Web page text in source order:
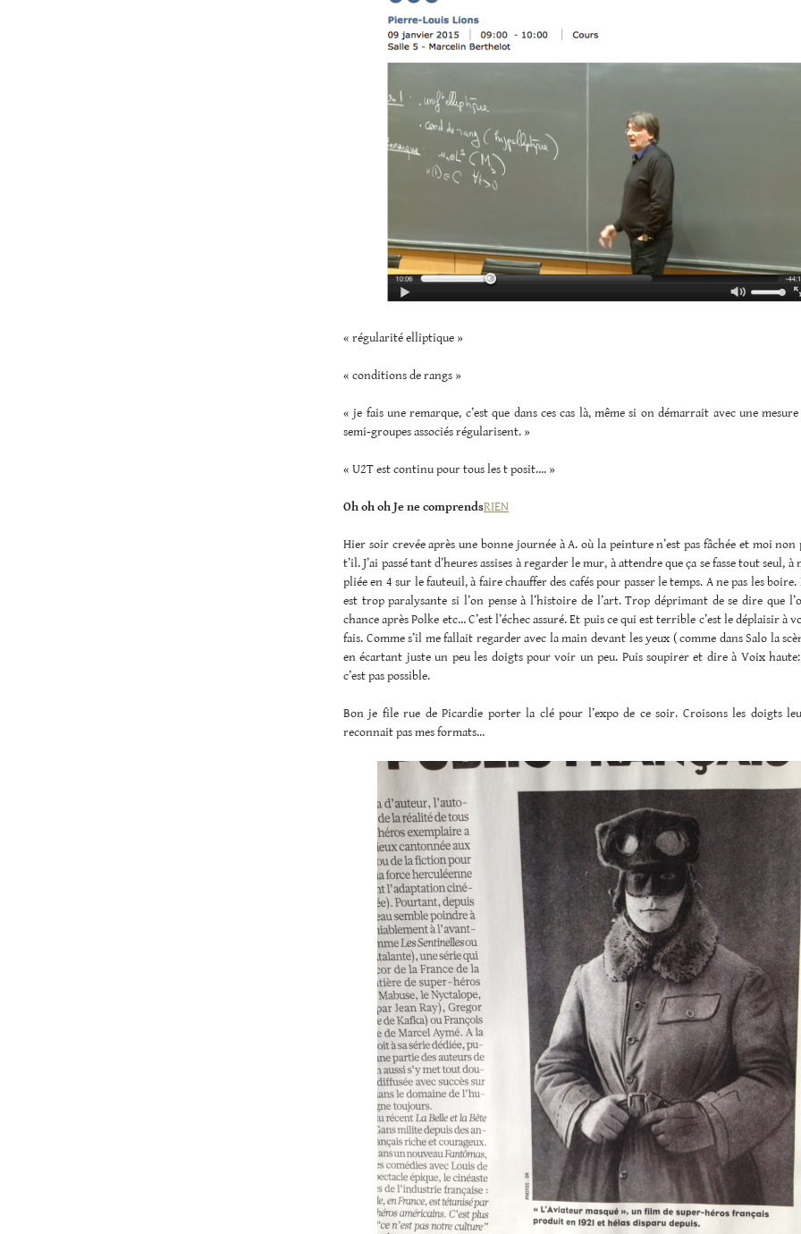
« régularité elliptique »
« conditions de rangs »
« je fais une remarque, c’est que dans ces cas là, même si on démarrait avec une
semi-groupes associés régularisent. »
« U2T est continu pour tous les t posit…. »
Oh oh oh Je ne comprendsRIEN
Hier soir crevée après une bonne journée à A. où la peinture n’est pas fâchée et moi non
t’il. J’ai passé tant d’heures assises à regarder le mur, à attendre que ça se fasse tout seul,
pliée en 4 sur le fauteuil, à faire chauffer des cafés pour passer le temps. A ne pas les
est trop paralysante si l’on pense à l’histoire de l’art. Trop déprimant de se dire que
chance après Polke etc… C’est l’échec assuré. Et puis ce qui est terrible c’est le déplaisir à
fais. Comme s’il me fallait regarder avec la main devant les yeux ( comme dans Salo la
en écartant juste un peu les doigts pour voir un peu. Puis soupirer et dire à Voix
c’est pas possible.
Bon je file rue de Picardie porter la clé pour l’expo de ce soir. Croisons les doigts
reconnait pas mes formats…